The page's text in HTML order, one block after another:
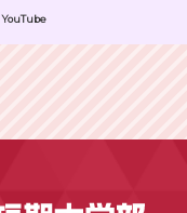
YouTube